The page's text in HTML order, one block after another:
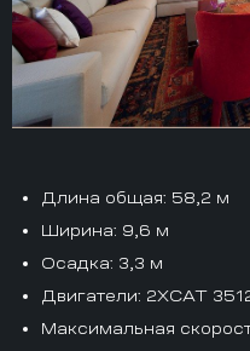
Длина общая: 58,2 м
Ширина: 9,6 м
Осадка: 3,3 м
Двигатели: 2XCAT
Максимальная